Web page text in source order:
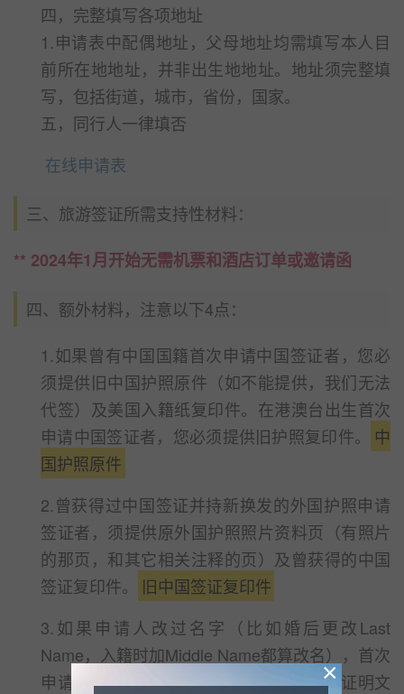
四，完整填写各项地址
1.申请表中配偶地址，父母地址均需填写本人目
前所在地地址，并非出生地地址。地址须完整填
写，包括街道，城市，省份，国家。
五，同行人一律填否
在线申请表
三、旅游签证所需支持性材料：
** 2024年1月开始无需机票和酒店订单或邀请函
四、额外材料，注意以下4点：
1.如果曾有中国国籍首次申请中国签证者，您必
须提供旧中国护照原件（如不能提供，我们无法
代签）及美国入籍纸复印件。在港澳台出生首次
申请中国签证者，您必须提供旧护照复印件。
中
国护照原件
2.曾获得过中国签证并持新换发的外国护照申请
签证者，须提供原外国护照照片资料页（有照片
的那页，和其它相关注释的页）及曾获得的中国
签证复印件。
旧中国签证复印件
3.如果申请人改过名字（比如婚后更改Last
Name，入籍时加Middle Name都算改名），首次
申请还须提供有关官方出具的更改姓名的证明文
×